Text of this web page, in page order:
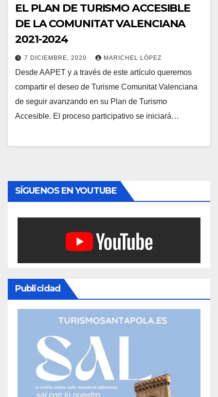
EL PLAN DE TURISMO ACCESIBLE
DE LA COMUNITAT VALENCIANA
2021-2024
7 DICIEMBRE, 2020 MARICHEL LÓPEZ
Desde AAPET y a través de este artículo queremos
compartir el deseo de Turisme Comunitat Valenciana
de seguir avanzando en su Plan de Turismo
Accesible. El proceso participativo se iniciará…
SÍGUENOS EN YOUTUBE
Publicidad